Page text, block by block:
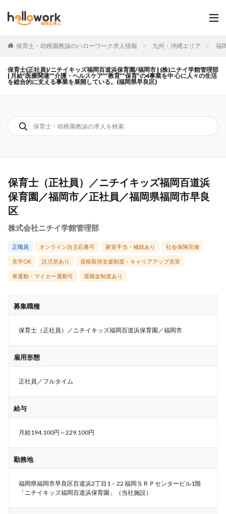
保育士・幼稚園教諭のハローワーク求人情報 九州・沖縄エリア 福
保育士(正社員)/ニチイキッズ福岡百道浜保育園/福岡市 | (株)ニチイ学館管理部
| 月給”医療関連””介護・ヘルスケア””教育””保育”の4事業を中 心に人々の生活
を総合的に支える事業を展開している。(福岡県早良区)
保育士（正社員）／ニチイキッズ福岡百道浜
保育園／福岡市／正社員／福岡県福岡市早良
区
株式会社ニチイ学館管理部
正職員 オンライン自主応募可 家賃手当・補助あり 社会保険完備
見学OK 託児所あり 資格取得支援制度・キャリアアップ充実
車通勤・マイカー通勤可 退職金制度あり
募集職種
保育士（正社員）／ニチイキッズ福岡百道浜保育園／福岡市
雇用形態
正社員／フルタイム
給与
月給194,100円～229,100円
勤務地
福岡県福岡市早良区百道浜2丁目1－22 福岡ＳＲＰセンタービル1階
「ニチイキッズ福岡百道浜保育園」（当社施設）